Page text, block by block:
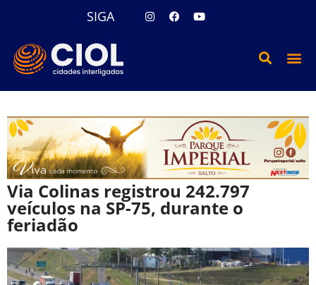
SIGA
Via Colinas registrou 242.797
veículos na SP-75, durante o
feriadão